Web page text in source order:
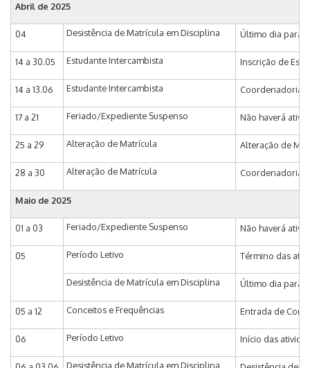
Abril de 2025
04 Desistência de Matrícula em Disciplina Último dia para
14 a 30.05 Estudante Intercambista Inscrição de
14 a 13.06 Estudante Intercambista Coordenadoria
17 a 21 Feriado/Expediente Suspenso Não haverá
25 a 29 Alteração de Matrícula Alteração de
28 a 30 Alteração de Matrícula Coordenadoria
Maio de 2025
01 a 03 Feriado/Expediente Suspenso Não haverá
05 Período Letivo Término das
Desistência de Matrícula em Disciplina Último dia para
05 a 12 Conceitos e Frequências Entrada de
06 Período Letivo Início das
Desistência de Matrícula em Disciplina